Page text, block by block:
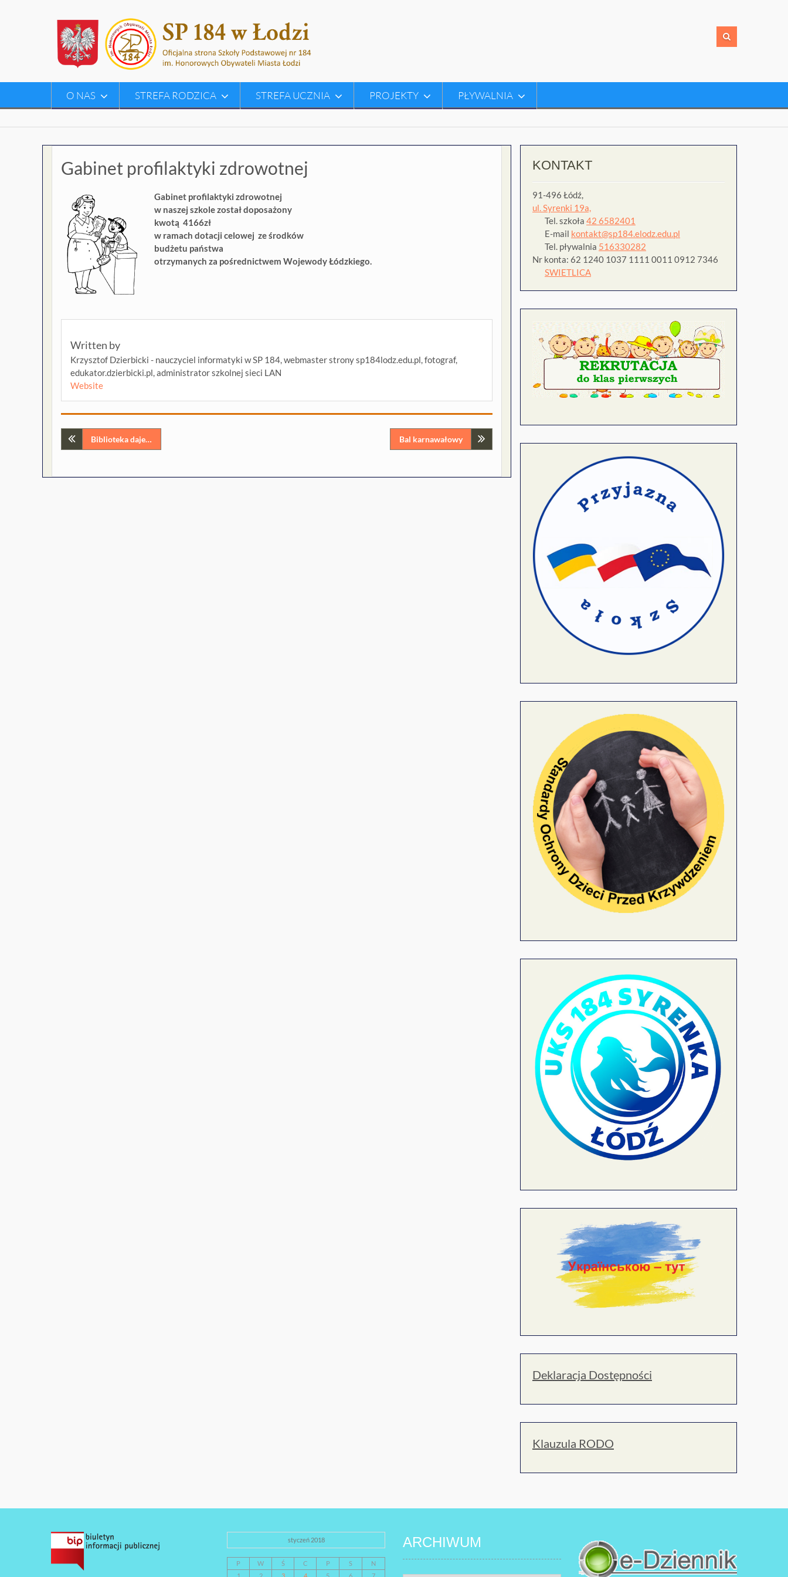
O NAS STREFA RODZICA STREFA UCZNIA PROJEKTY PŁYWALNIA
Gabinet profilaktyki zdrowotnej
Gabinet profilaktyki zdrowotnej
w naszej szkole został doposażony
kwotą 4166zł
w ramach dotacji celowej ze środków
budżetu państwa
otrzymanych za pośrednictwem Wojewody Łódzkiego.
Written by
Krzysztof Dzierbicki - nauczyciel informatyki w SP 184, webmaster strony sp184lodz.edu.pl, fotograf,
edukator.dzierbicki.pl, administrator szkolnej sieci LAN
Website
Nawigacja
Biblioteka daje… Bal karnawałowy
KONTAKT
91-496 Łódź,
ul. Syrenki 19a,
Tel. szkoła 42 6582401
E-mail kontakt@sp184.elodz.edu.pl
Tel. pływalnia 516330282
Nr konta: 62 1240 1037 1111 0011 0912 7346
SWIETLICA
Deklaracja Dostępności
Klauzula RODO
styczeń 2018
P W Ś C P S
N
ARCHIWUM